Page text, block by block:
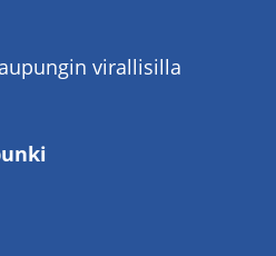
virallisilla